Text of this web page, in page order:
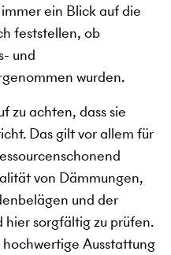
ein Blick auf die
feststellen, ob
und
wurden.
zu achten, dass sie
Das gilt vor allem für
von Dämmungen,
und der
sorgfältig zu prüfen.
Ausstattung